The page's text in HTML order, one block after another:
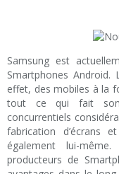
Samsung est
Smartphones
effet, des mobiles à la
tout ce qui fait son
concurrentiels
fabrication d’écrans
également lui-
producteurs de